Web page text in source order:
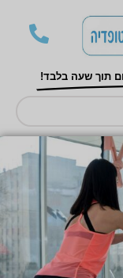
תוך שעה בלבד!